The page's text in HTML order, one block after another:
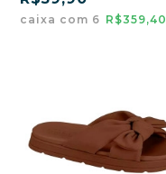
caixa com 6 R$359,40